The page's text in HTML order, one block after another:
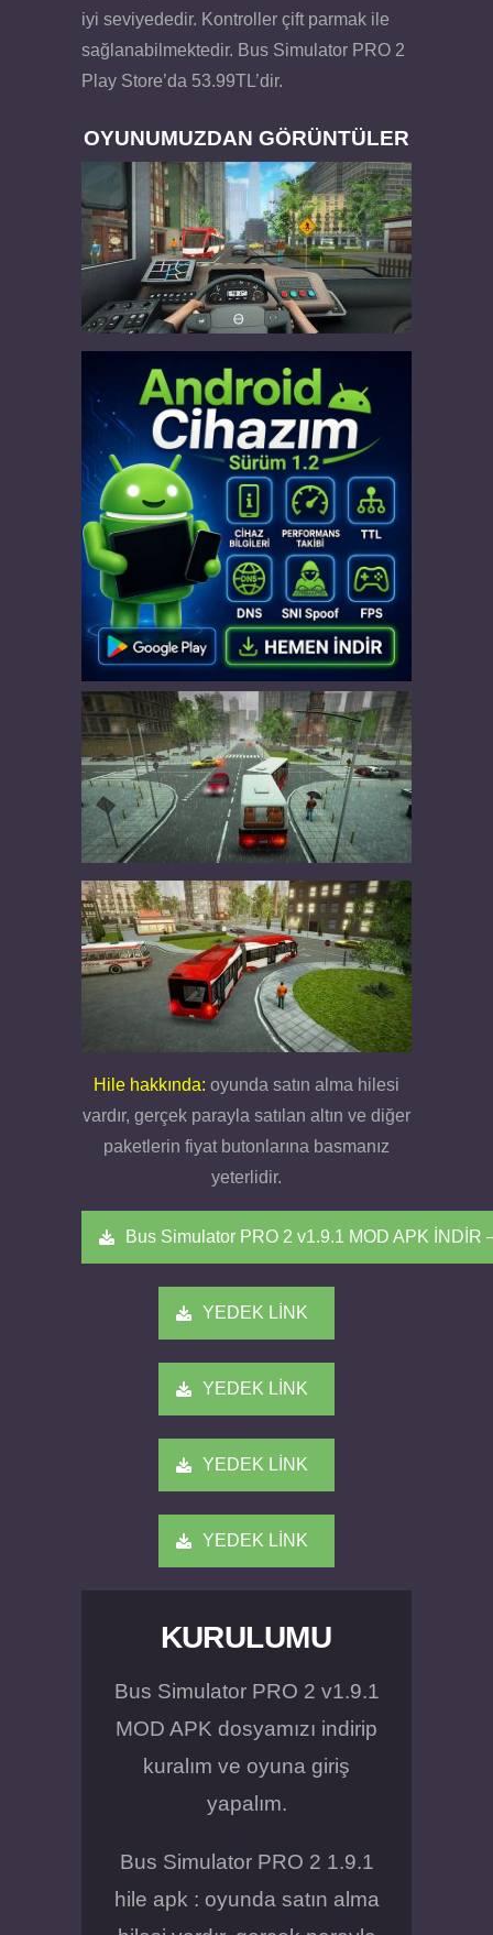
iyi seviyededir. Kontroller çift parmak ile
sağlanabilmektedir. Bus Simulator PRO 2
Play Store’da 53.99TL’dir.
OYUNUMUZDAN GÖRÜNTÜLER
Hile hakkında: oyunda satın alma hilesi
vardır, gerçek parayla satılan altın ve diğer
paketlerin fiyat butonlarına basmanız
yeterlidir.
Bus Simulator PRO 2 v1.9.1 MOD APK İNDİR
YEDEK LİNK
YEDEK LİNK
YEDEK LİNK
YEDEK LİNK
KURULUMU
Bus Simulator PRO 2 v1.9.1
MOD APK dosyamızı indirip
kuralım ve oyuna giriş
yapalım.
Bus Simulator PRO 2 1.9.1
hile apk : oyunda satın alma